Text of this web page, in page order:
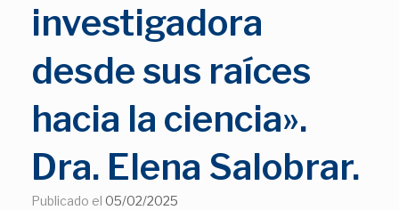
investigadora
desde sus raíces
hacia la ciencia».
Dra. Elena Salobrar.
Publicado el 05/02/2025